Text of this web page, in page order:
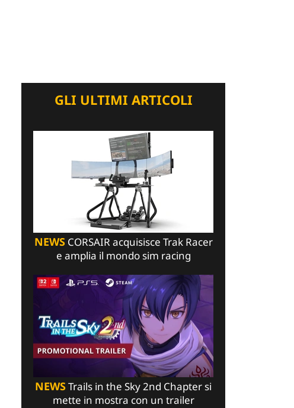
GLI ULTIMI ARTICOLI
NEWSCORSAIR acquisisce Trak Racer
e amplia il mondo sim racing
NEWSTrails in the Sky 2nd Chapter si
mette in mostra con un trailer